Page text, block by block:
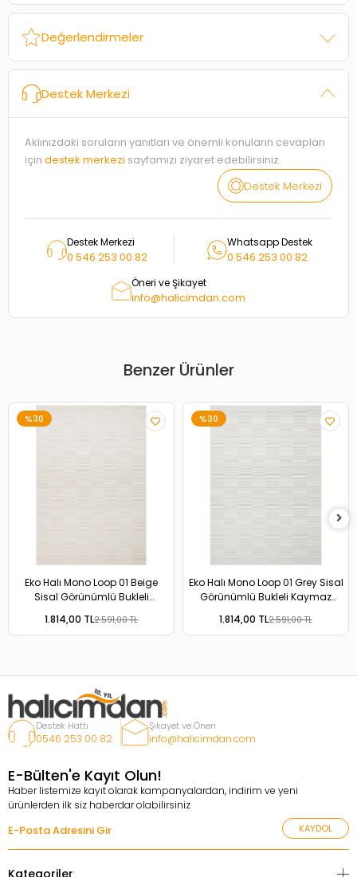
Değerlendirmeler
Destek Merkezi
Aklınızdaki soruların yanıtları ve önemli konuların cevapları
için destek merkezi sayfamızı ziyaret edebilirsiniz.
Destek Merkezi
Destek Merkezi
0 546 253 00 82
Whatsapp Destek
0 546 253 00 82
Öneri ve Şikayet
info@halicimdan.com
Benzer Ürünler
%30
Eko Halı Mono Loop 01 Beige
Sisal Görünümlü Bukleli
1.814,00 TL2.591,00 TL
%30
Eko Halı Mono Loop 01 Grey Sisal
Görünümlü Bukleli Kaymaz
1.814,00 TL2.591,00 TL
Destek Hattı
0546 253 00 82
Şikayet ve Öneri
info@halicimdan.com
E-Bülten'e Kayıt Olun!
Haber listemize kayıt olarak kampanyalardan, indirim ve yeni
ürünlerden ilk siz haberdar olabilirsiniz
KAYDOL
Kategoriler